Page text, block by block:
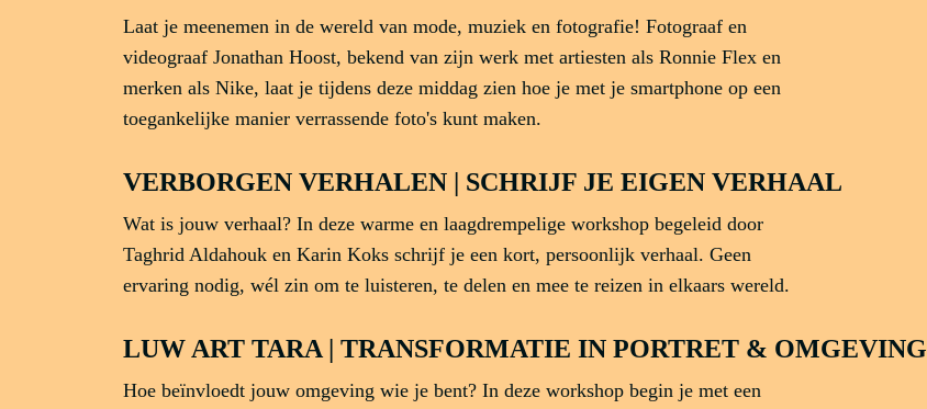
Laat je meenemen in de wereld van mode, muziek en fotografie! Fotograaf en
videograaf Jonathan Hoost, bekend van zijn werk met artiesten als Ronnie Flex en
merken als Nike, laat je tijdens deze middag zien hoe je met je smartphone op een
toegankelijke manier verrassende foto's kunt maken.
VERBORGEN VERHALEN | SCHRIJF JE EIGEN VERHAAL
Wat is jouw verhaal? In deze warme en laagdrempelige workshop begeleid door
Taghrid Aldahouk en Karin Koks schrijf je een kort, persoonlijk verhaal. Geen
ervaring nodig, wél zin om te luisteren, te delen en mee te reizen in elkaars wereld.
LUW ART TARA | TRANSFORMATIE IN PORTRET & OMGEVING
Hoe beïnvloedt jouw omgeving wie je bent? In deze workshop begin je met een